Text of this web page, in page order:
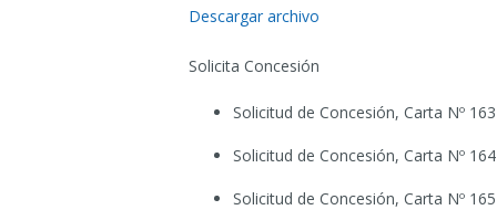
Descargar archivo
Solicita Concesión
Solicitud de Concesión, Carta Nº
Solicitud de Concesión, Carta Nº
Solicitud de Concesión, Carta Nº